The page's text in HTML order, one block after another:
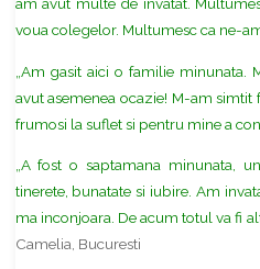
voua colegelor. Multumesc ca ne-
„Am gasit aici o familie
avut asemenea ocazie! M-am
frumosi la suflet si pentru mine a
„A fost o saptamana minunata,
tinerete, bunatate si iubire. Am
ma inconjoara. De acum totul va fi
Camelia, Bucuresti